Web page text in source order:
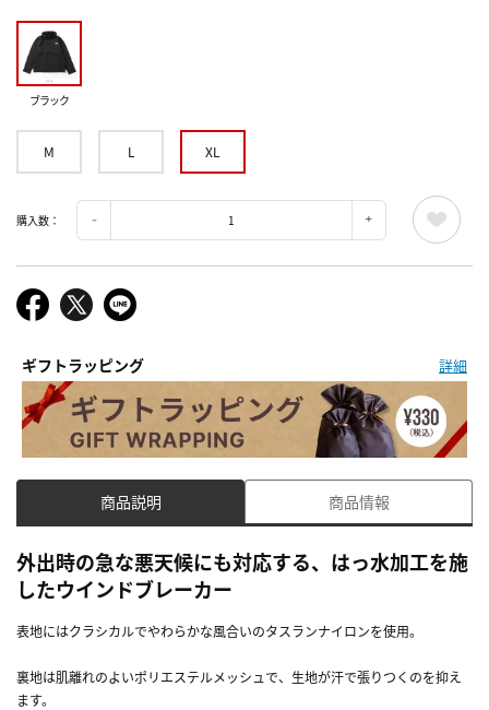
ブラック
M L XL
購入数：
ギフトラッピング 詳細
商品説明 商品情報
外出時の急な悪天候にも対応する、はっ水加工を施
したウインドブレーカー
表地にはクラシカルでやわらかな風合いのタスランナイロンを使用。
裏地は肌離れのよいポリエステルメッシュで、生地が汗で張りつくのを抑え
ます。